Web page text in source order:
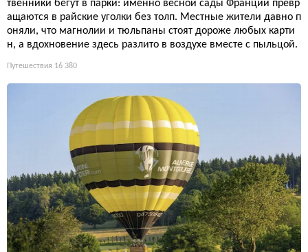
твенники бегут в парки: именно весной сады Франции превр
ащаются в райские уголки без толп. Местные жители давно п
оняли, что магнолии и тюльпаны стоят дороже любых карти
н, а вдохновение здесь разлито в воздухе вместе с пыльцой.
Путешествия 16 380